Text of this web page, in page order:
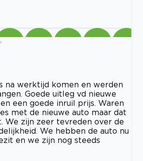
na werktijd komen en werden
Goede uitleg vd nieuwe
een goede inruil prijs. Waren
met de nieuwe auto maar dat
We zijn zeer tevreden over de
We hebben de auto nu
en we zijn nog steeds